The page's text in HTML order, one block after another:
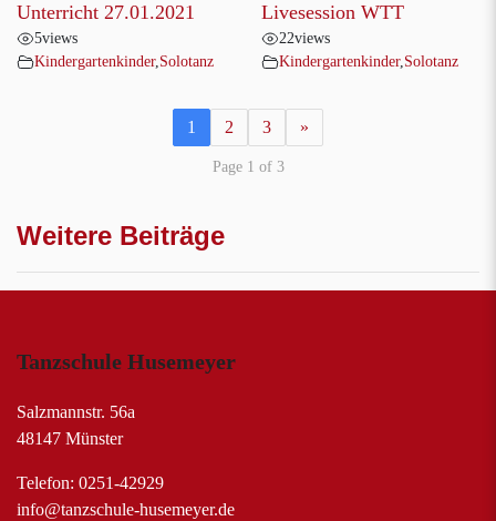
Unterricht 27.01.2021
5views
Kindergartenkinder,Solotanz
Livesession WTT
22views
Kindergartenkinder,Solotanz
1 2 3 »
Page 1 of 3
Weitere Beiträge
Tanzschule Husemeyer
Salzmannstr. 56a
48147 Münster
Telefon: 0251-42929
info@tanzschule-husemeyer.de